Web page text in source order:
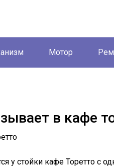
Мотор
в кафе
у стойки кафе Торетто с